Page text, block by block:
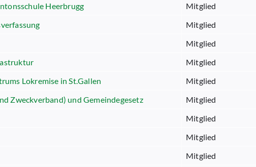
Heerbrugg
Mitglied
Mitglied
Mitglied
Mitglied
Lokremise in St.Gallen
Mitglied
Zweckverband) und Gemeindegesetz
Mitglied
Mitglied
Mitglied
Mitglied